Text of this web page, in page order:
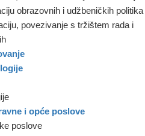
obrazovnih i udžbeničkih politika
povezivanje s tržištem rada i
i opće poslove
poslove